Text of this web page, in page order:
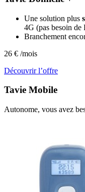
Une solution plus
4G (pas besoin de
Branchement
26 € /mois
Découvrir l’offre
Tavie Mobile
Autonome, vous avez